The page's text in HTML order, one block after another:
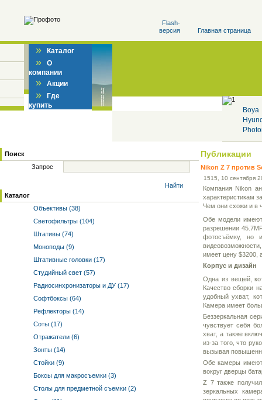
Flash-
версия
Главная страница
» Каталог
» О
компании
» Акции
» Где
купить
Boya
Поиск
Запрос
Найти
Каталог
Объективы (38)
Светофильтры (104)
Штативы (74)
Моноподы (9)
Штативные головки (17)
Студийный свет (57)
Радиосинхронизаторы и ДУ (17)
Софтбоксы (64)
Рефлекторы (14)
Соты (17)
Отражатели (6)
Зонты (14)
Стойки (9)
Боксы для макросъемки (3)
Столы для предметной съемки (2)
Публикации
Nikon Z 7 против
1515 , 10 сентября
Компания Nikon
характеристикам
Чем они схожи и в
Обе модели имеют
разрешении
фотосъёмку, но
имеет цену $3200,
Корпус и дизайн
Одна из вещей,
Качество сборки
удобный ухват,
Камера имеет
Беззеркальная
чувствует себя
хват, а также
из-за того, что
вызывая
Обе камеры имеют
вокруг дверцы
Z 7 также
зеркальных